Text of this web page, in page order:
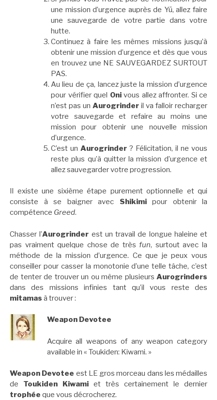
une mission d’urgence auprès de Yū, allez faire
une sauvegarde de votre partie dans votre
hutte.
Continuez à faire les mêmes missions jusqu’à
obtenir une mission d’urgence et dès que vous
en trouvez une NE SAUVEGARDEZ SURTOUT
PAS.
Au lieu de ça, lancez juste la mission d’urgence
pour vérifier quel Onivous allez affronter. Si ce
n’est pas un Aurogrinder il va falloir recharger
votre sauvegarde et refaire au moins une
mission pour obtenir une nouvelle mission
d’urgence.
C’est un Aurogrinder ? Félicitation, il ne vous
reste plus qu’à quitter la mission d’urgence et
allez sauvegarder votre progression.
Il existe une sixième étape purement optionnelle et qui
consiste à se baigner avec Shikimipour obtenir la
compétence Greed.
Chasser l’Aurogrinder est un travail de longue haleine et
pas vraiment quelque chose de très fun, surtout avec la
méthode de la mission d’urgence. Ce que je peux vous
conseiller pour casser la monotonie d’une telle tâche, c’est
de tenter de trouver un ou même plusieurs Aurogrinders
dans des missions infinies tant qu’il vous reste des
mitamas à trouver :
Weapon Devotee
Acquire all weapons of any weapon category
available in « Toukiden: Kiwami. »
Weapon Devotee est LE gros morceau dans les médailles
de Toukiden Kiwami et très certainement le dernier
trophée que vous décrocherez.